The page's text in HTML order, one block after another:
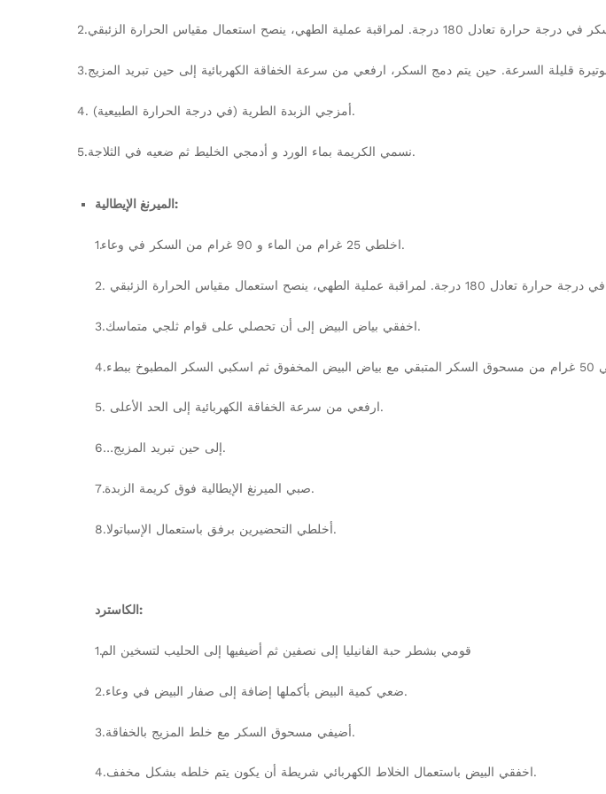
4. أمزجي الزبدة الطرية (في درجة الحرارة الطبيعية).
5.نسمي الكريمة بماء الورد و أدمجي الخليط ثم ضعيه في الثلاجة.
الميرنغ الإيطالية:
1.اخلطي 25 غرام من الماء و 90 غرام من السكر في وعاء.
3.اخفقي بياض البيض إلى أن تحصلي على قوام ثلجي متماسك.
5. ارفعي من سرعة الخفاقة الكهربائية إلى الحد الأعلى.
6…إلى حين تبريد المزيج.
7.صبي الميرنغ الإيطالية فوق كريمة الزبدة.
8.أخلطي التحضيرين برفق باستعمال الإسباتولا.
الكاسترد:
1.قومي بشطر حبة الفانيليا إلى نصفين ثم أضيفيها إلى الحليب لتسخين الم
2.ضعي كمية البيض بأكملها إضافة إلى صفار البيض في وعاء.
3.أضيفي مسحوق السكر مع خلط المزيج بالخفاقة.
4.اخفقي البيض باستعمال الخلاط الكهربائي شريطة أن يكون يتم خلطه بشكل مخفف.